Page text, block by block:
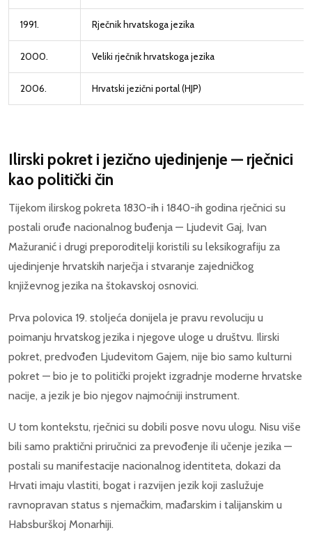
1991. Rječnik hrvatskoga jezika
2000. Veliki rječnik hrvatskoga jezika
2006. Hrvatski jezični portal (HJP)
Ilirski pokret i jezično ujedinjenje — rječnici
kao politički čin
Tijekom ilirskog pokreta 1830-ih i 1840-ih godina rječnici su
postali oruđe nacionalnog buđenja — Ljudevit Gaj, Ivan
Mažuranić i drugi preporoditelji koristili su leksikografiju za
ujedinjenje hrvatskih narječja i stvaranje zajedničkog
književnog jezika na štokavskoj osnovici.
Prva polovica 19. stoljeća donijela je pravu revoluciju u
poimanju hrvatskog jezika i njegove uloge u društvu. Ilirski
pokret, predvođen Ljudevitom Gajem, nije bio samo kulturni
pokret — bio je to politički projekt izgradnje moderne hrvatske
nacije, a jezik je bio njegov najmoćniji instrument.
U tom kontekstu, rječnici su dobili posve novu ulogu. Nisu više
bili samo praktični priručnici za prevođenje ili učenje jezika —
postali su manifestacije nacionalnog identiteta, dokazi da
Hrvati imaju vlastiti, bogat i razvijen jezik koji zaslužuje
ravnopravan status s njemačkim, mađarskim i talijanskim u
Habsburškoj Monarhiji.